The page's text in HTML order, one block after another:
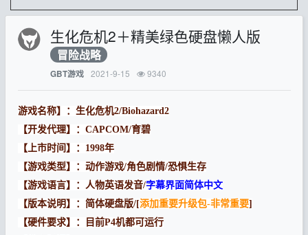
生化危机2＋精美绿色硬盘懒人版
冒险战略
GBT游戏 2021-9-15 9340
游戏名称】：生化危机2/Biohazard2
【开发代理】：CAPCOM/育碧
【上市时间】：1998年
【游戏类型】：动作游戏/角色剧情/恐惧生存
【游戏语言】：人物英语发音/字幕界面简体中文
【版本说明】：简体硬盘版/[添加重要升级包-非常重要]
【硬件要求】：目前P4机都可运行